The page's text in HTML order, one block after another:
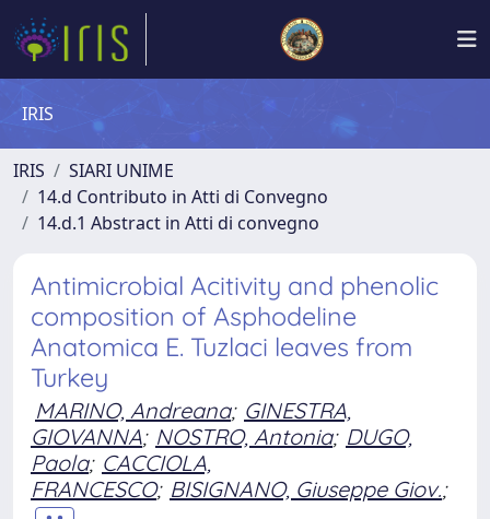
IRIS
IRIS
SIARI UNIME
14.d Contributo in Atti di Convegno
14.d.1 Abstract in Atti di convegno
Antimicrobial Acitivity and phenolic
composition of Asphodeline
Anatomica E. Tuzlaci leaves from
Turkey
MARINO, Andreana; GINESTRA,
GIOVANNA; NOSTRO, Antonia; DUGO,
Paola; CACCIOLA,
FRANCESCO; BISIGNANO, Giuseppe Giov.;